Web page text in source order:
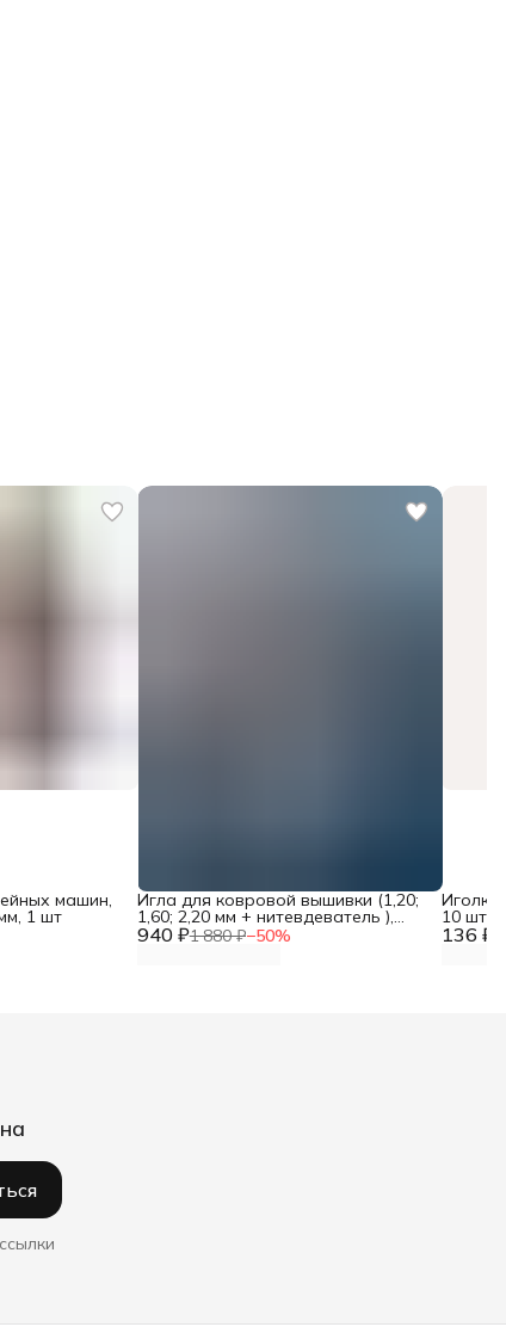
машин,
1 шт
940 ₽1 880 ₽−50%
Игла для ковровой вышивки (1,20;
1,60; 2,20 мм + нитевдеватель ),
240-11, Hobby Nurge 136 ₽
10 шт,